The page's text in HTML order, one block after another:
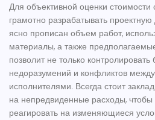
Для объективной оценки стоимости
грамотно разрабатывать
ясно прописан объем работ,
материалы, а также
позволит не только
недоразумений и конфликтов
исполнителями. Всегда стоит
на непредвиденные расходы, чтобы
реагировать на изменяющиеся